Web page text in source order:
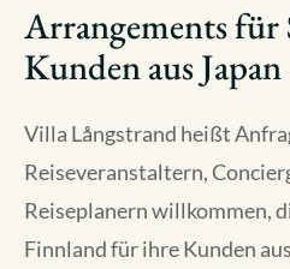
Arrangements
Kunden aus Japan
Villa Långstrand heißt
Reiseveranstaltern,
Reiseplanern willkommen,
Finnland für ihre Kunden